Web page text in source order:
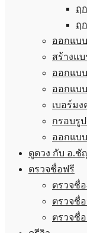
ฤ
ฤ
ออกแบ
สร้างแ
ออกแบ
ออกแบ
เบอร์มง
กรอบรู
ออกแบ
ดูดวง กับ อ.ชั
ตรวจชื่อฟรี
ตรวจชื่
ตรวจชื่
ตรวจชื่